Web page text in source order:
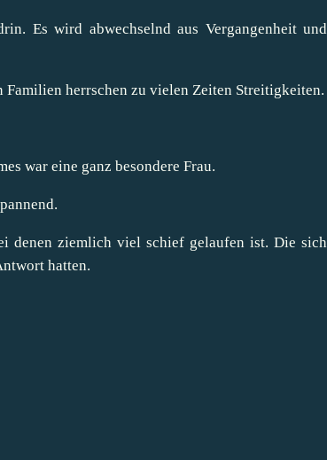
Es wird abwechselnd aus Vergangenheit und
herrschen zu vielen Zeiten Streitigkeiten.
war eine ganz besondere Frau.
denen ziemlich viel schief gelaufen ist. Die sich
hatten.